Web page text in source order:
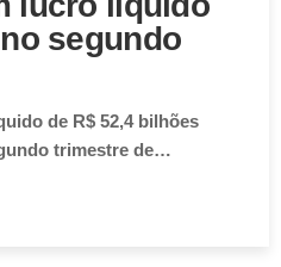
segundo
de R$ 52,4 bilhões
trimestre de…